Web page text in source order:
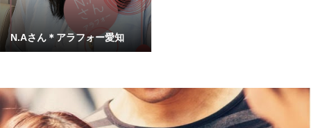
N.Aさん＊アラフォー愛知